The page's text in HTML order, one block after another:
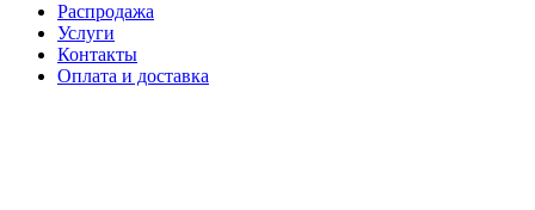
Распродажа
Услуги
Контакты
Оплата и доставка